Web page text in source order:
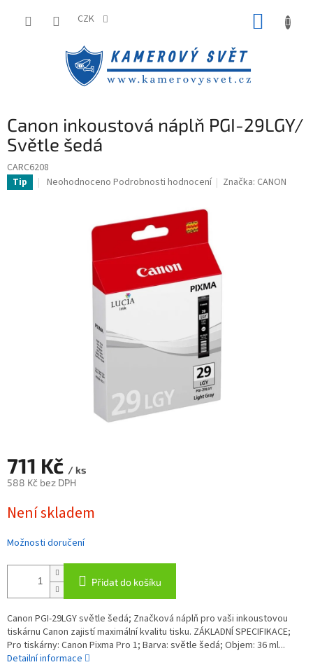
CZK
Canon inkoustová náplň PGI-29LGY/
Světle šedá
CARC6208
Tip
Průměrné
Neohodnoceno Podrobnosti hodnocení Značka: CANON
711 Kč / ks
588 Kč bez DPH
cena:
Není skladem
Možnosti doručení
Přidat do košíku
Canon PGI-29LGY světle šedá; Značková náplň pro vaši inkoustovou
tiskárnu Canon zajistí maximální kvalitu tisku. ZÁKLADNÍ SPECIFIKACE;
Pro tiskárny: Canon Pixma Pro 1; Barva: světle šedá; Objem: 36 ml...
Detailní informace